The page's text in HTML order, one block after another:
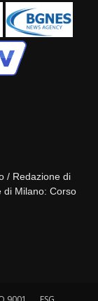
/ Redazione di
di Milano: Corso